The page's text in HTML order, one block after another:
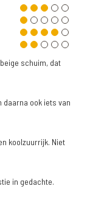
schuim, dat
daarna ook iets van
koolzuurrijk. Niet
in gedachte.